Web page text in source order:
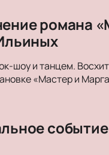
романа
шоу и танцем.
«Мастер и